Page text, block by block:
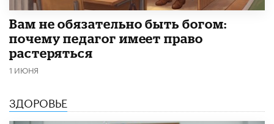
​Вам не обязательно быть богом:
почему педагог имеет право
растеряться
1 ИЮНЯ
ЗДОРОВЬЕ